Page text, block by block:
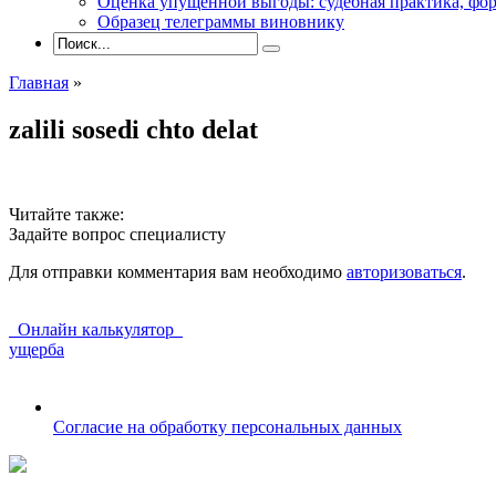
Образец телеграммы виновнику
Главная »
zalili sosedi chto delat
Читайте также:
Задайте вопрос специалисту
Для отправки комментария вам необходимо авторизоваться.
Онлайн калькулятор
ущерба
Согласие на обработку персональных данных